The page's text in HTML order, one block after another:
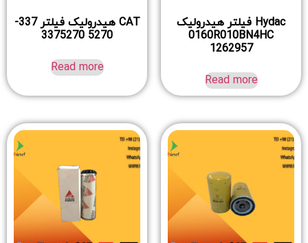
Hydac فیلتر هیدرولیک
0160R010BN4HC
1262957
Read more
CAT هیدرولیک فیلتر 337-
5270 3375270
Read more